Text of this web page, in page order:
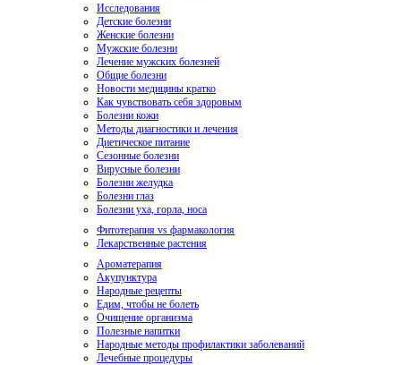
Исследования
Детские болезни
Женские болезни
Мужские болезни
Лечение мужских болезней
Общие болезни
Новости медицины кратко
Как чувствовать себя здоровым
Болезни кожи
Методы диагностики и лечения
Диетическое питание
Сезонные болезни
Вирусные болезни
Болезни желудка
Болезни глаз
Болезни уха, горла, носа
Фитотерапия vs фармакология
Лекарственные растения
Ароматерапия
Акупунктура
Народные рецепты
Едим, чтобы не болеть
Очищение организма
Полезные напитки
Народные методы профилактики заболеваний
Лечебные процедуры